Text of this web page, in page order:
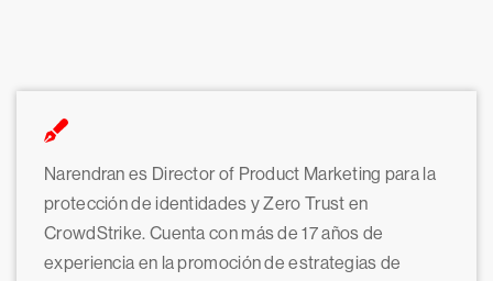
Narendran es Director of Product Marketing para la
protección de identidades y Zero Trust en
CrowdStrike. Cuenta con más de 17 años de
experiencia en la promoción de estrategias de